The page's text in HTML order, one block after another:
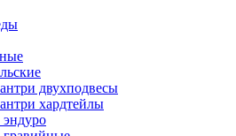
двухподвесы
хардтейлы